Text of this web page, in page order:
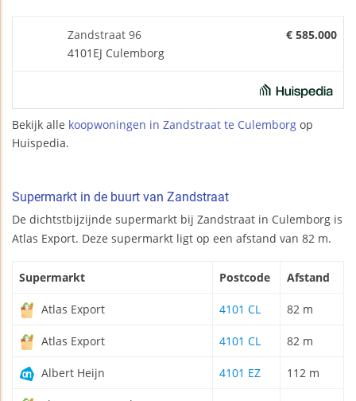
Zandstraat 96
4101EJ Culemborg
€ 585.000
Bekijk alle koopwoningen in Zandstraat te Culemborg op
Huispedia.
Supermarkt in de buurt van Zandstraat
De dichtstbijzijnde supermarkt bij Zandstraat in Culemborg is
Atlas Export. Deze supermarkt ligt op een afstand van 82 m.
Supermarkt Postcode Afstand
Atlas Export 4101 CL 82 m
Atlas Export 4101 CL 82 m
Albert Heijn 4101 EZ 112 m